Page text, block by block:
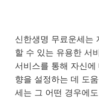
신한생명 무료운세는
할 수 있는 유용한 서
서비스를 통해 자신
향을 설정하는 데 도
세는 그 어떤 경우에